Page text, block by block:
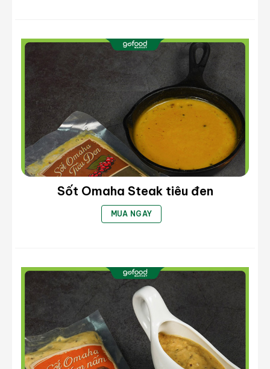
Sốt Omaha Steak tiêu đen
MUA NGAY